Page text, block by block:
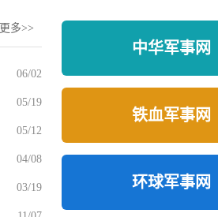
更多>>
06/02
05/19
05/12
04/08
03/19
中华军事网
铁血军事网
环球军事网